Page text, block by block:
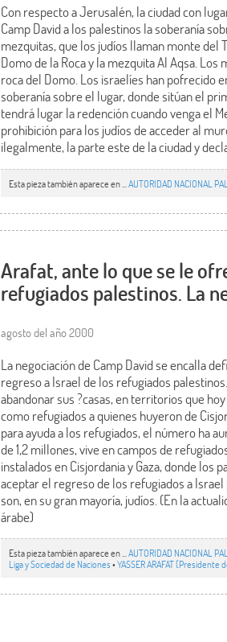
Con respecto a Jerusalén, la ciudad con
Camp David a los palestinos la soberanía
mezquitas, que los judíos llaman monte del
Domo de la Roca y la mezquita Al Aqsa.
roca del Domo. Los israelíes han pofrecido
soberanía sobre el lugar, donde sitúan el
tendrá lugar la redención cuando venga el
prohibición para los judíos de acceder al
ilegalmente, la parte este de la ciudad y
Esta pieza también aparece en ...AUTORIDAD NACIONAL
Arafat, ante lo que se le
refugiados palestinos. La
agosto del año 2000
La negociación de Camp David se encalla
regreso a Israel de los refugiados
abandonar sus ?casas, en territorios que
como refugiados a quienes huyeron de
para ayuda a los refugiados, el número ha
de 1,2 millones, vive en campos de
instalados en Cisjordania y Gaza, donde
aceptar el regreso de los refugiados a
son, en su gran mayoría, judíos. (En la
árabe)
Esta pieza también aparece en ...AUTORIDAD NACIONAL
Liga y Sociedad de Naciones•YASSER ARAFAT (Presidente